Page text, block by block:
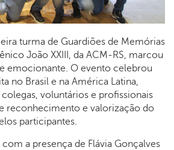
turma de Guardiões de Memórias
João XXIII, da ACM-RS, marcou
emocionante. O evento celebrou
no Brasil e na América Latina,
voluntários e profissionais
reconhecimento e valorização do
participantes.
a presença de Flávia Gonçalves